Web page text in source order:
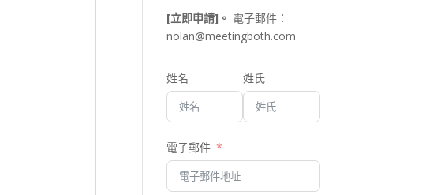
[立即申請]。 電子郵件：
nolan@meetingboth.com
姓名 姓氏
電子郵件